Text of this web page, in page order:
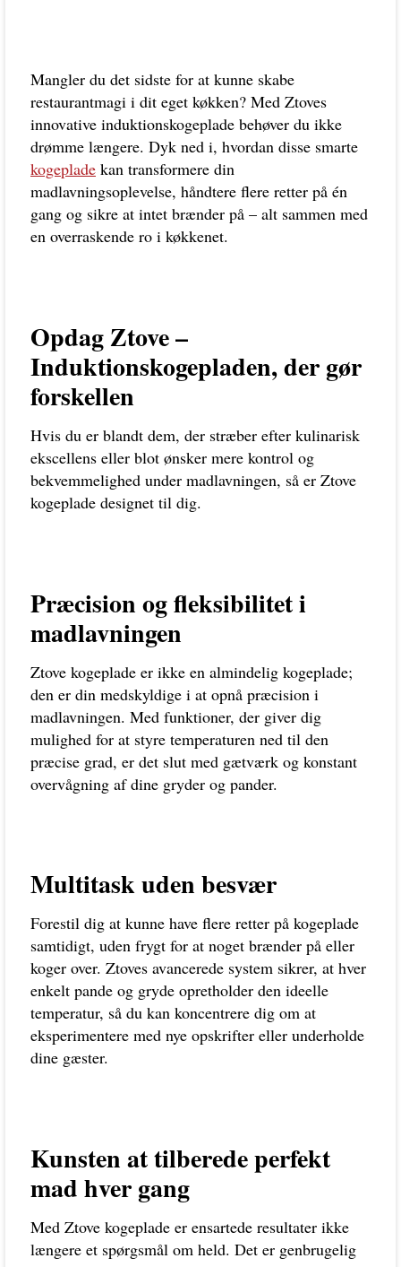
Mangler du det sidste for at kunne skabe
restaurantmagi i dit eget køkken? Med Ztoves
innovative induktionskogeplade behøver du ikke
drømme længere. Dyk ned i, hvordan disse smarte
kogeplade kan transformere din
madlavningsoplevelse, håndtere flere retter på én
gang og sikre at intet brænder på – alt sammen med
en overraskende ro i køkkenet.
Opdag Ztove –
Induktionskogepladen, der gør
forskellen
Hvis du er blandt dem, der stræber efter kulinarisk
ekscellens eller blot ønsker mere kontrol og
bekvemmelighed under madlavningen, så er Ztove
kogeplade designet til dig.
Præcision og fleksibilitet i
madlavningen
Ztove kogeplade er ikke en almindelig kogeplade;
den er din medskyldige i at opnå præcision i
madlavningen. Med funktioner, der giver dig
mulighed for at styre temperaturen ned til den
præcise grad, er det slut med gætværk og konstant
overvågning af dine gryder og pander.
Multitask uden besvær
Forestil dig at kunne have flere retter på kogeplade
samtidigt, uden frygt for at noget brænder på eller
koger over. Ztoves avancerede system sikrer, at hver
enkelt pande og gryde opretholder den ideelle
temperatur, så du kan koncentrere dig om at
eksperimentere med nye opskrifter eller underholde
dine gæster.
Kunsten at tilberede perfekt
mad hver gang
Med Ztove kogeplade er ensartede resultater ikke
længere et spørgsmål om held. Det er genbrugelig